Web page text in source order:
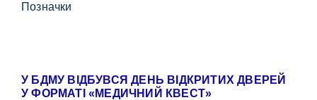
Позначки
У БДМУ ВІДБУВСЯ ДЕНЬ ВІДКРИТИХ ДВЕРЕЙ
У ФОРМАТІ «МЕДИЧНИЙ КВЕСТ»